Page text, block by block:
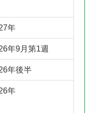
年
年9月第1週
年後半
年